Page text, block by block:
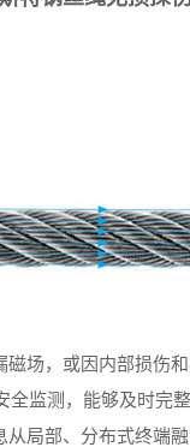
，或因内部损伤和
全监测，能够及时完
局部、分布式终端